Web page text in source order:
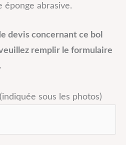
éponge abrasive.
devis concernant ce bol
remplir le formulaire
sous les photos)